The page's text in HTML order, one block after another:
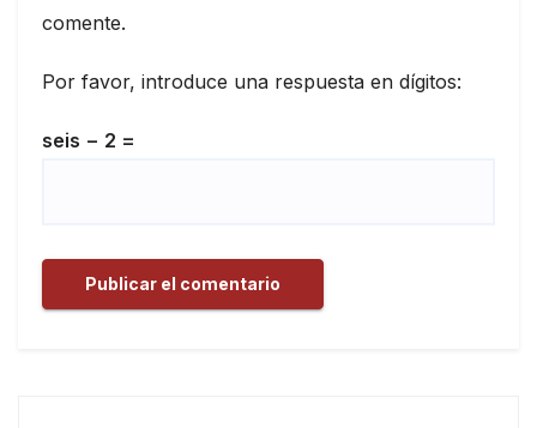
comente.
Por favor, introduce una respuesta en dígitos:
seis − 2 =